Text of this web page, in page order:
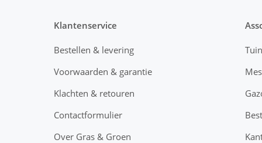
Klantenservice
Bestellen & levering
Voorwaarden & garantie
Klachten & retouren
Contactformulier
Over Gras & Groen